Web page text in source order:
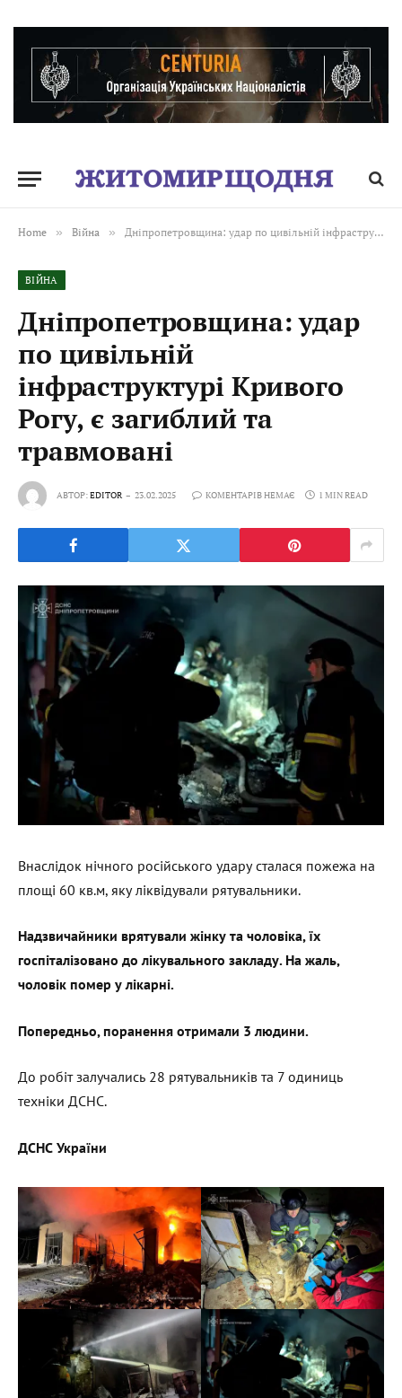
Home » Війна » Дніпропетровщина: удар по цивільній інфраструктурі Кривого Рогу, є загиблий та травмовані
ВІЙНА
Дніпропетровщина: удар
по цивільній
інфраструктурі Кривого
Рогу, є загиблий та
травмовані
АВТОР:EDITOR 23.02.2025 КОМЕНТАРІВ НЕМАЄ 1 MIN READ
Внаслідок нічного російського удару сталася пожежа на
площі 60 кв.м, яку ліквідували рятувальники.
Надзвичайники врятували жінку та чоловіка, їх
госпіталізовано до лікувального закладу. На жаль,
чоловік помер у лікарні.
Попередньо, поранення отримали 3 людини.
До робіт залучались 28 рятувальників та 7 одиниць
техніки ДСНС.
ДСНС України